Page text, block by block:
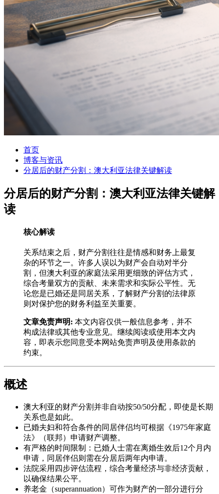
首页
博客与资讯
分居后的财产分割：澳大利亚法律关键解读
分居后的财产分割：澳大利亚法律关键解
读
核心解读
关系结束之后，财产分割往往是情感和财务上最复
杂的环节之一。许多人误以为财产会自动对半分
割，但澳大利亚的家庭法采用更细致的评估方式，
综合考量双方的贡献、未来需求和实际公平性。无
论您是已婚还是同居关系，了解财产分割的法律原
则对保护您的财务利益至关重要。
文章免责声明: 本文内容仅供一般信息参考，并不
构成法律或其他专业意见。继续阅读或使用本文内
容，即表示您同意受本网站免责声明及使用条款的
约束。
概述
澳大利亚的财产分割并非自动按50/50分配，即使是长期
关系也是如此。
已婚夫妇和符合条件的同居伴侣均可根据《1975年家庭
法》（联邦）申请财产调整。
有严格的时间限制：已婚人士需在离婚生效后12个月内
申请，同居伴侣则需在分居后两年内申请。
法院采用四步评估流程，综合考量经济与非经济贡献，
以确保结果公平。
养老金（superannuation）可作为财产的一部分进行分